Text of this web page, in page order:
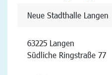
Neue Stadthalle Langen
63225 Langen
Südliche Ringstraße 77